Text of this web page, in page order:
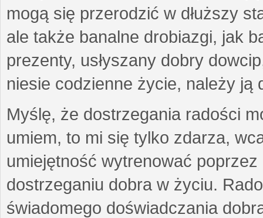
mogą się przerodzić w dłuższy
ale także banalne drobiazgi, jak
prezenty, usłyszany dobry
niesie codzienne życie, należy
Myślę, że dostrzegania radości
umiem, to mi się tylko zdarza,
umiejętność wytrenować
dostrzeganiu dobra w życiu.
świadomego doświadczania